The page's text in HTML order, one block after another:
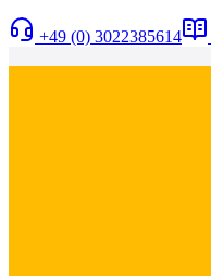
+49 (0) 3022385614